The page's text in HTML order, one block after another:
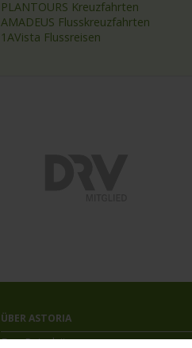
PLANTOURS Kreuzfahrten
AMADEUS Flusskreuzfahrten
1AVista Flussreisen
ÜBER ASTORIA
Das Reisebüro